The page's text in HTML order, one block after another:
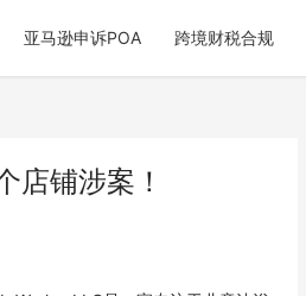
亚马逊申诉POA 跨境财税合规
铺涉案！